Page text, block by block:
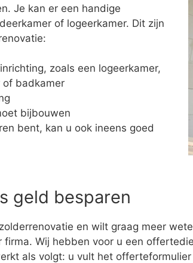
Je kan er een handige
of logeerkamer. Dit zijn
zoals een logeerkamer,
of badkamer
bijbouwen
bent, kan u ook ineens goed
geld besparen
en wilt graag meer
firma. Wij hebben voor u een
als volgt: u vult het